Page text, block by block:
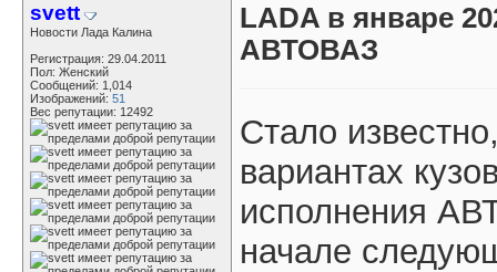
svett
Новости Лада Калина
Регистрация: 29.04.2011
Пол: Женский
Сообщений: 1,014
Изображений: 51
Вес репутации: 12492
LADA в январе
АВТОВАЗ
Стало
вариантах
исполнения
начале